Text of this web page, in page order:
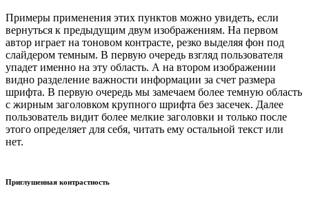
Примеры применения этих пунктов можно увидеть, если
вернуться к предыдущим двум изображениям. На первом
автор играет на тоновом контрасте, резко выделяя фон под
слайдером темным. В первую очередь взгляд пользователя
упадет именно на эту область. А на втором изображении
видно разделение важности информации за счет размера
шрифта. В первую очередь мы замечаем более темную область
с жирным заголовком крупного шрифта без засечек. Далее
пользователь видит более мелкие заголовки и только после
этого определяет для себя, читать ему остальной текст или
нет.
Приглушенная контрастность